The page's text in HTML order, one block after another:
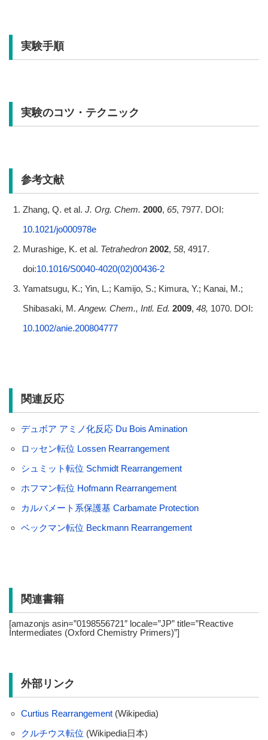
実験手順
実験のコツ・テクニック
参考文献
Zhang, Q. et al. J. Org. Chem. 2000, 65, 7977. DOI:
10.1021/jo000978e
Murashige, K. et al. Tetrahedron 2002, 58, 4917.
doi:10.1016/S0040-4020(02)00436-2
Yamatsugu, K.; Yin, L.; Kamijo, S.; Kimura, Y.; Kanai, M.;
Shibasaki, M. Angew. Chem., Intl. Ed. 2009, 48, 1070. DOI:
10.1002/anie.200804777
関連反応
デュボア アミノ化反応 Du Bois Amination
ロッセン転位 Lossen Rearrangement
シュミット転位 Schmidt Rearrangement
ホフマン転位 Hofmann Rearrangement
カルバメート系保護基 Carbamate Protection
ベックマン転位 Beckmann Rearrangement
関連書籍
[amazonjs asin=”0198556721″ locale=”JP” title=”Reactive
Intermediates (Oxford Chemistry Primers)”]
外部リンク
Curtius Rearrangement(Wikipedia)
クルチウス転位 (Wikipedia日本)